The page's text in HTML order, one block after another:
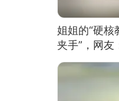
姐姐的“硬核
夹手”，网友